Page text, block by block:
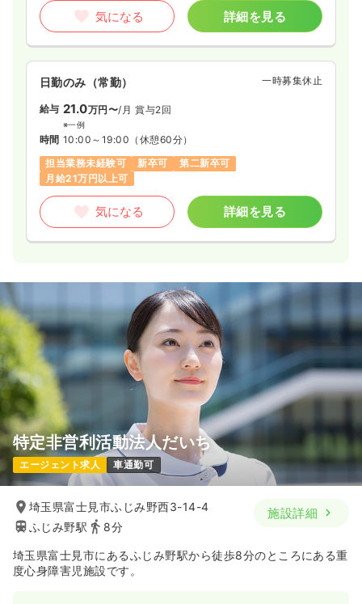
気になる 詳細を見る
日勤のみ（常勤） 一時募集休止
給与 21.0万円〜/月 賞与2回
※一例
時間 10:00～19:00 （休憩60分）
担当業務未経験可
新卒可
第二新卒可
月給21万円以上可
気になる 詳細を見る
特定非営利活動法人だいち
エージェント求人 車通勤可
埼玉県富士見市ふじみ野西3-14-4
ふじみ野駅
8分
施設詳細
埼玉県富士見市にあるふじみ野駅から徒歩8分のところにある重
度心身障害児施設です。